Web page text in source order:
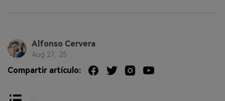
Alfonso Cervera
Aug 27, 25
Compartir artículo: